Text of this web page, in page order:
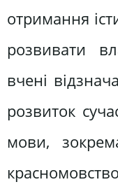
отримання
розвивати
вчені
розвиток
мови,